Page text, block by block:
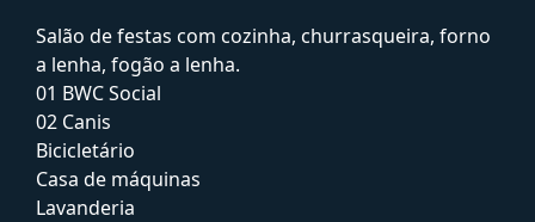
Salão de festas com cozinha, churrasqueira, forno
a lenha, fogão a lenha.
01 BWC Social
02 Canis
Bicicletário
Casa de máquinas
Lavanderia